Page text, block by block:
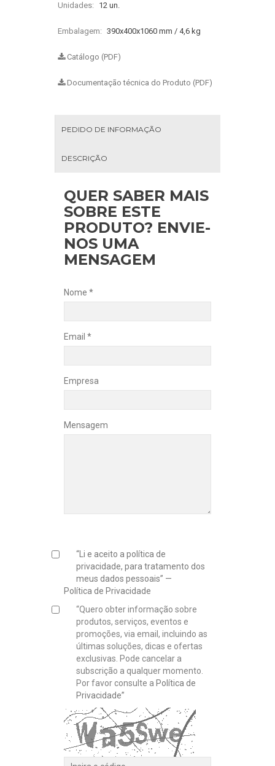
Unidades: 12 un.
Embalagem: 390x400x1060 mm / 4,6 kg
Catálogo (PDF)
Documentação técnica do Produto (PDF)
PEDIDO DE INFORMAÇÃO
DESCRIÇÃO
QUER SABER MAIS
SOBRE ESTE
PRODUTO? ENVIE-
NOS UMA
MENSAGEM
Nome *
Email *
Empresa
Mensagem
“Li e aceito a política de
privacidade, para tratamento dos
meus dados pessoais” —
Política de Privacidade
“Quero obter informação sobre
produtos, serviços, eventos e
promoções, via email, incluindo as
últimas soluções, dicas e ofertas
exclusivas. Pode cancelar a
subscrição a qualquer momento.
Por favor consulte a Política de
Privacidade”